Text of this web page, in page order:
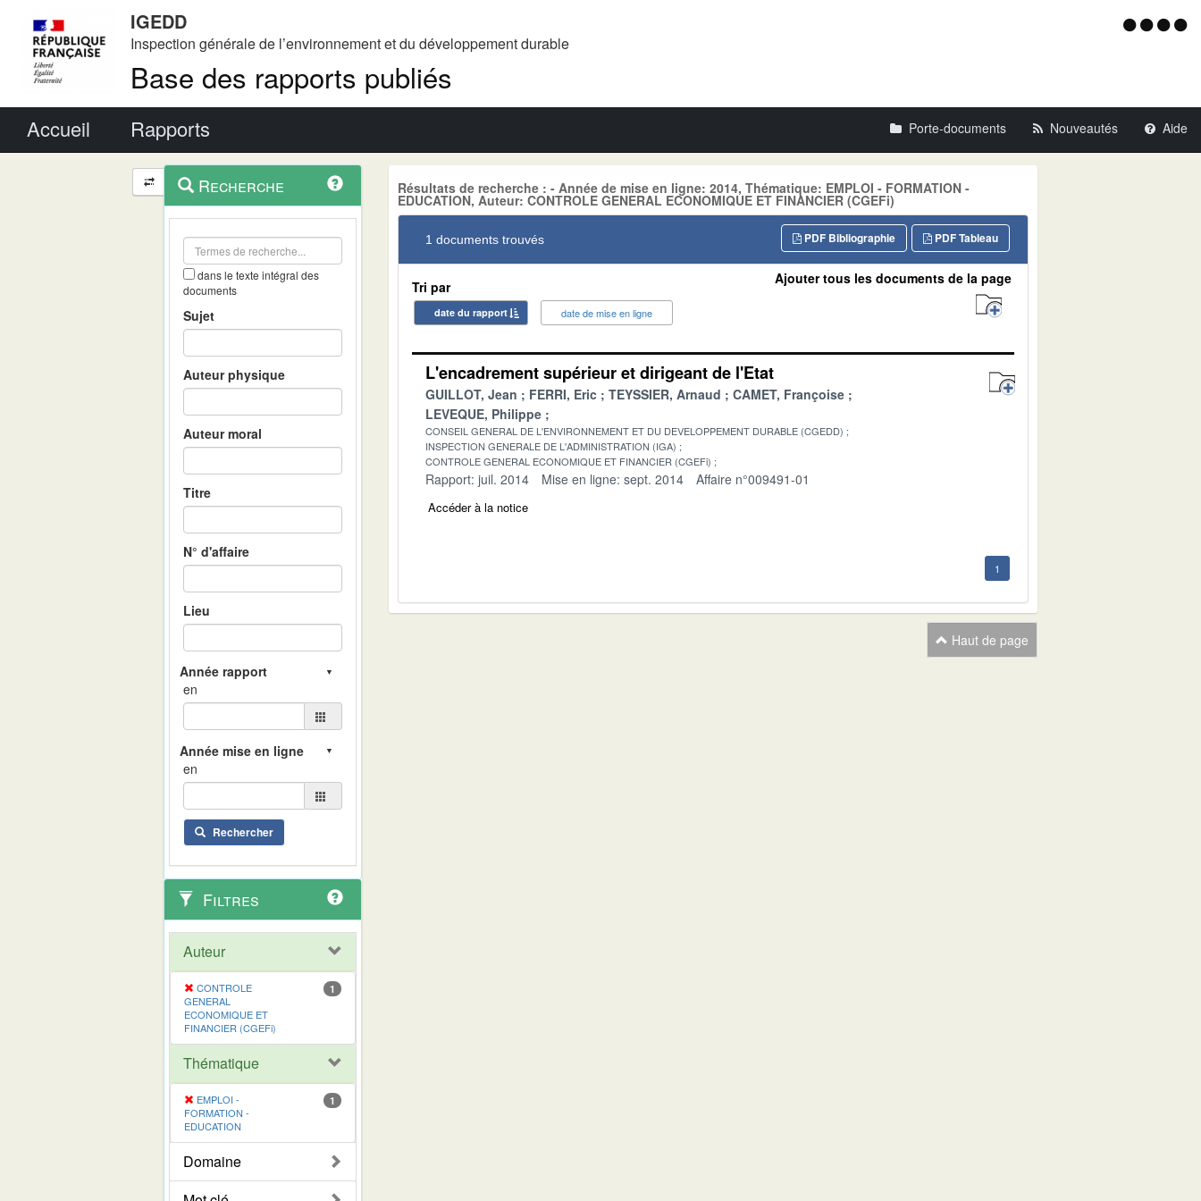
IGEDD
Inspection générale de l’environnement et du développement durable
Base des rapports publiés
Menu
Accueil Rapports Porte-documents Nouveautés Aide
Navigation
et
outils
contextuel
Recherche
dans le texte intégral des
documents
Sujet
Auteur physique
Auteur moral
Titre
N° d'affaire
Lieu
en
en
Rechercher
Filtres
Auteur
CONTROLE
GENERAL
ECONOMIQUE ET
FINANCIER (CGEFi)
1
Thématique
EMPLOI -
FORMATION -
EDUCATION
1
Domaine
Résultats de recherche : - Année de mise en ligne: 2014, Thématique: EMPLOI - FORMATION -
EDUCATION, Auteur: CONTROLE GENERAL ECONOMIQUE ET FINANCIER (CGEFi)
1 documents trouvés PDF Tableau
PDF Bibliographie
Tri par
date du rapport date de mise en ligne
Ajouter tous les documents de la page
L'encadrement supérieur et dirigeant de l'Etat
GUILLOT, Jean FERRI, Eric TEYSSIER, Arnaud
CAMET, Françoise
LEVEQUE, Philippe
CONSEIL GENERAL DE L'ENVIRONNEMENT ET DU DEVELOPPEMENT DURABLE (CGEDD)
INSPECTION GENERALE DE L'ADMINISTRATION (IGA)
CONTROLE GENERAL ECONOMIQUE ET FINANCIER (CGEFi)
Rapport: juil. 2014 Mise en ligne: sept. 2014 Affaire n°009491-01
Accéder à la notice
1
Haut de page